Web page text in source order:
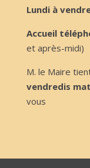
Lundi à
Accueil
et après-midi)
M. le Maire
vendredis
vous